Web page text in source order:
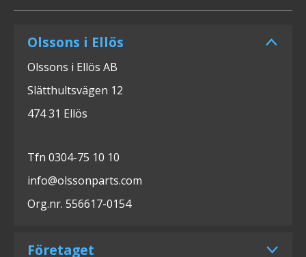
Olssons i Ellös
Olssons i Ellös AB
Slätthultsvägen 12
474 31 Ellös
Tfn 0304-75 10 10
info@olssonparts.com
Org.nr. 556617-0154
Företaget